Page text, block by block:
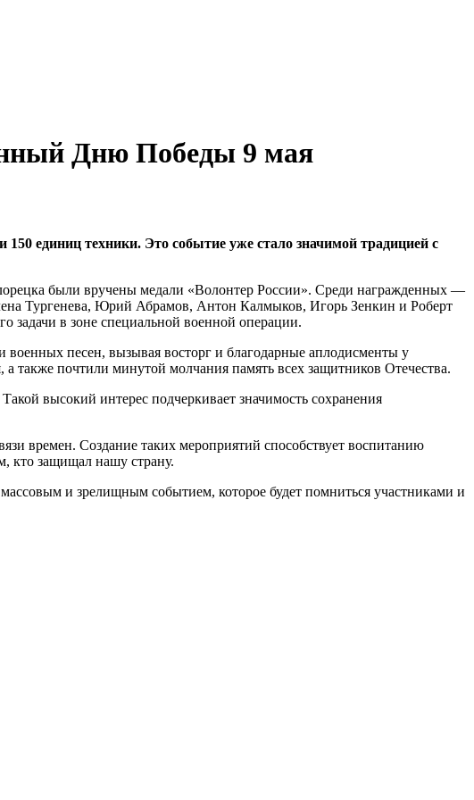
Дню Победы 9 мая
единиц техники. Это событие уже стало значимой традицией с
были вручены медали «Волонтер России». Среди награжденных —
Тургенева, Юрий Абрамов, Антон Калмыков, Игорь Зенкин и Роберт
в зоне специальной военной операции.
песен, вызывая восторг и благодарные аплодисменты у
также почтили минутой молчания память всех защитников Отечества.
высокий интерес подчеркивает значимость сохранения
времен. Создание таких мероприятий способствует воспитанию
кто защищал нашу страну.
и зрелищным событием, которое будет помниться участниками и